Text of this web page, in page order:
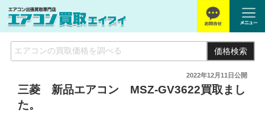
価格検索
2022年12月11日公開
三菱 新品エアコン MSZ-GV3622買取まし
た。